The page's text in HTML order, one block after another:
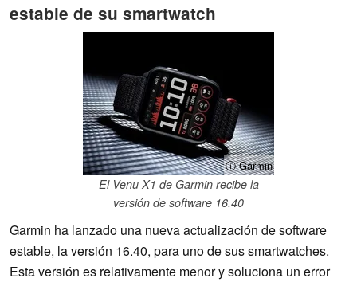
estable de su smartwatch
ⓘ Garmin
El Venu X1 de Garmin recibe la
versión de software 16.40
Garmin ha lanzado una nueva actualización de software
estable, la versión 16.40, para uno de sus smartwatches.
Esta versión es relativamente menor y soluciona un error